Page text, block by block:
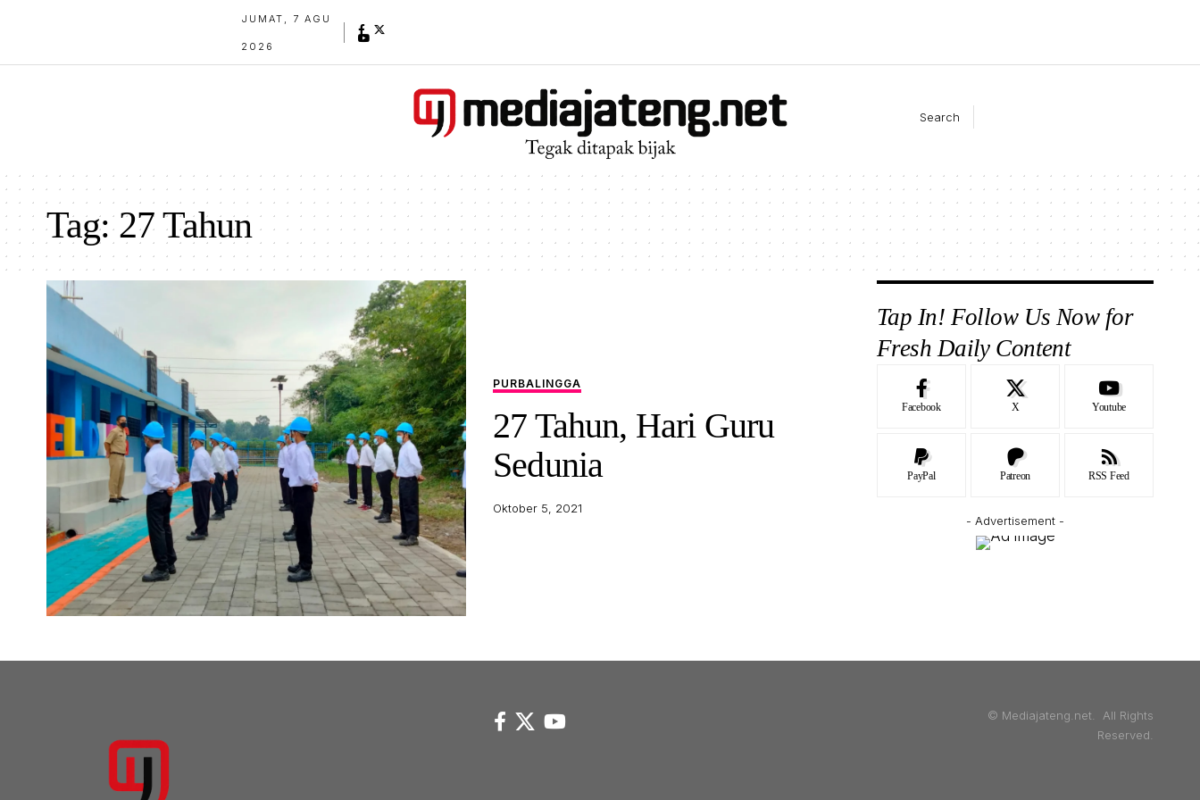
JUMAT, 7 AGU
2026
Search
Tag:27 Tahun
PURBALINGGA
27 Tahun, Hari Guru
Sedunia
Oktober 5, 2021
Tap In! Follow Us Now for
Fresh Daily Content
Facebook X Youtube
PayPal Patreon RSS Feed
- Advertisement -
© Mediajateng.net. All Rights
Reserved.